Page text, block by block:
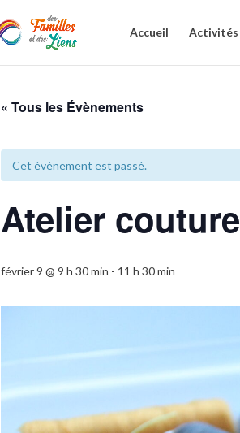
Accueil Activités
« Tous les Évènements
Cet évènement est passé.
Atelier couture
février 9 @ 9 h 30 min - 11 h 30 min